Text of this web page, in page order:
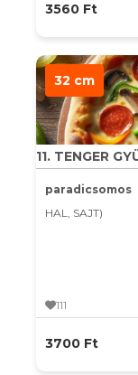
3560 Ft
32 cm
11. TENGER
paradicsomos
HAL, SAJT)
111
3700 Ft